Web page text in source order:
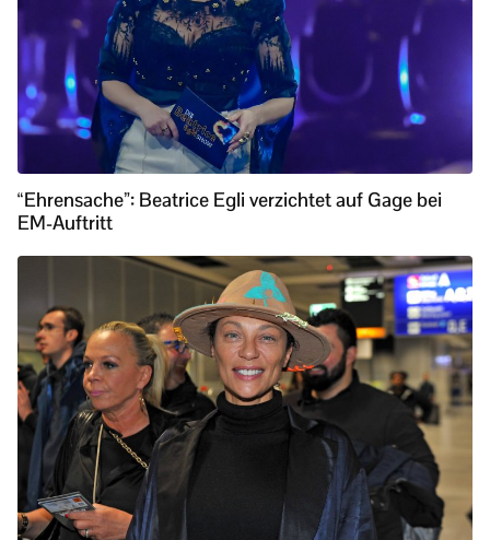
“Ehrensache”: Beatrice Egli verzichtet auf Gage bei
EM-Auftritt